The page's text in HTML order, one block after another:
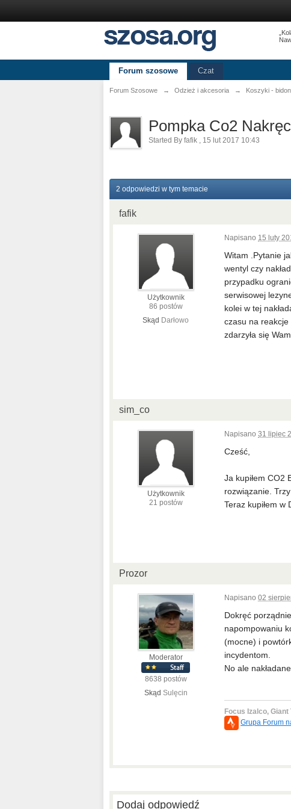
Forum szosowe Czat
Forum Szosowe → Odzież i akcesoria → Koszyki -
Pompka Co2
Started By fafik , 15 lut 2017 10:43
2 odpowiedzi w tym temacie
fafik
Użytkownik
86 postów
Skąd Darłowo
Napisano 15 luty
Witam .Pytanie
wentyl czy
przypadku
serwisowej
kolei w tej
czasu na
zdarzyła się
sim_co
Użytkownik
21 postów
Napisano 31 lipiec
Cześć,
Ja kupiłem CO2
rozwiązanie.
Teraz kupiłem w
Prozor
Moderator
8638 postów
Skąd Sulęcin
Napisano 02
Dokręć
napompowaniu
(mocne) i
incydentom.
No ale
Focus Izalco,
Grupa Forum
Dodaj odpowiedź